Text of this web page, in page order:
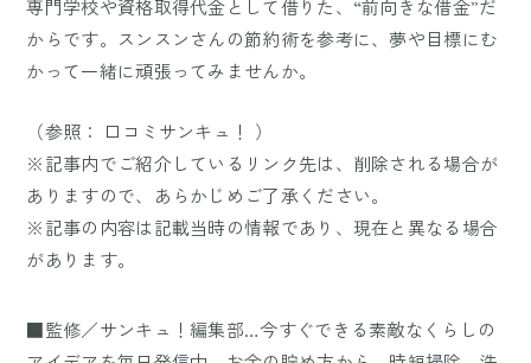
専門学校や資格取得代金として借りた、“前向きな借金”だ
からです。スンスンさんの節約術を参考に、夢や目標にむ
かって一緒に頑張ってみませんか。
（参照： 口コミサンキュ！ ）
※記事内でご紹介しているリンク先は、削除される場合が
ありますので、あらかじめご了承ください。
※記事の内容は記載当時の情報であり、現在と異なる場合
があります。
■監修／サンキュ！編集部…今すぐできる素敵なくらしの